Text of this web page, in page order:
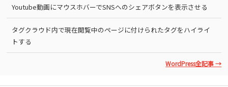
Youtube動画にマウスホバーでSNSへのシェアボタンを表示させる
タグクラウド内で現在閲覧中のページに付けられたタグをハイライ
トする
WordPress全記事 →